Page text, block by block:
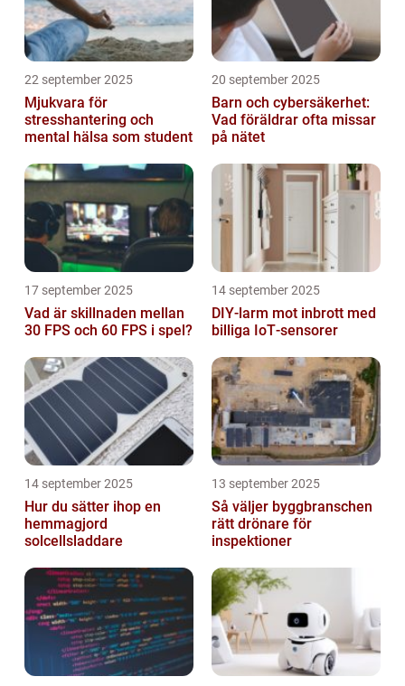
22 september 2025
Mjukvara för
stresshantering och
mental hälsa som student
20 september 2025
Barn och cybersäkerhet:
Vad föräldrar ofta missar
på nätet
17 september 2025
Vad är skillnaden mellan
30 FPS och 60 FPS i spel?
14 september 2025
DIY‑larm mot inbrott med
billiga IoT‑sensorer
14 september 2025
Hur du sätter ihop en
hemmagjord
solcellsladdare
13 september 2025
Så väljer byggbranschen
rätt drönare för
inspektioner